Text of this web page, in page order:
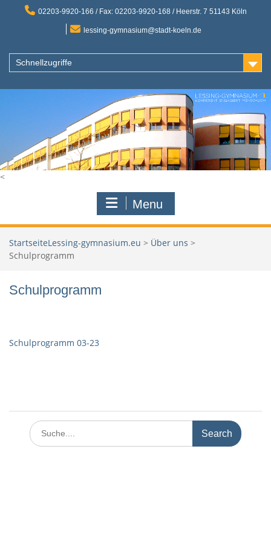
02203-9920-166 / Fax: 02203-9920-168 / Heerstr. 7 51143 Köln
lessing-gymnasium@stadt-koeln.de
Schnellzugriffe
<
Menu
Lessing-gymnasium.eu > Über uns >
Schulprogramm
Schulprogramm
Schulprogramm 03-23
Search
for: